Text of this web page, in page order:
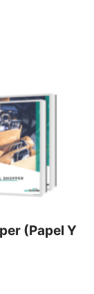
(Papel Y